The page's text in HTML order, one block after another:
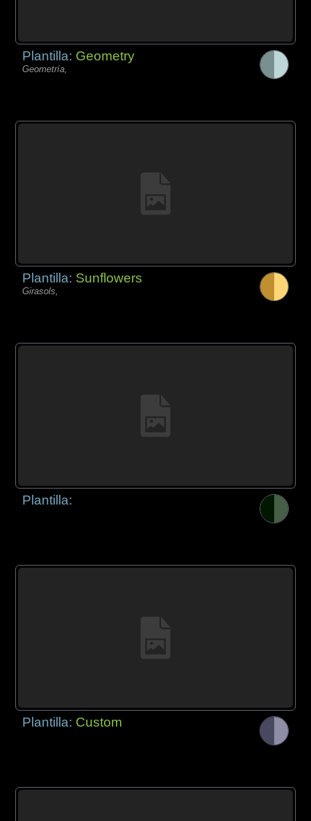
Plantilla: Geometry
Geometría,
Plantilla: Sunflowers
Girasols,
Plantilla:
Plantilla: Custom